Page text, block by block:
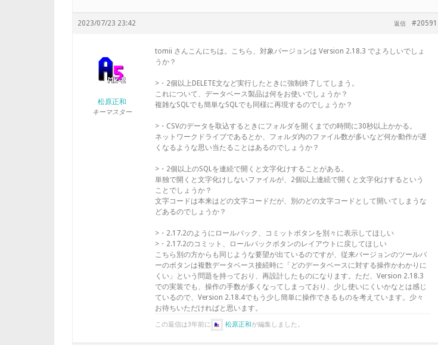
2023/07/23 23:42 #20591
返信
松原正和
キーマスター
tomii さんこんにちは。こちら、対象バージョンは Version 2.18.3 でよろしいでしょ
うか？
>・2個以上DELETE文など実行したときに強制終了してしまう。
これについて、データベース製品は何をお使いでしょうか？
複雑なSQLでも簡単なSQLでも同様に再現するのでしょうか？
>・CSVのデータを取込するときにフォルダを開くまでの時間に30秒以上かかる。
ネットワークドライブであるとか、フォルダ内のファイル数が多いなど何か動作が遅
くなるような思い当たることはあるのでしょうか？
>・2個以上のSQLを連続で開くと文字化けすることがある。
単独で開くと文字化けしないファイルが、2個以上連続で開くと文字化けするという
ことでしょうか？
文字コードは本来はどの文字コードだが、別のどの文字コードとして開いてしまうな
どあるのでしょうか？
>・2.17.2のようにロールバック、コミットボタンを別々に表示してほしい
>・2.17.2のコミット、ロールバックボタンのレイアウトに戻してほしい
こちら別の方からも同じような要望が出ているのですが、従来バージョンのツールバ
ーのボタンは複数データベース接続時に「どのデータベースに対する操作かわかりに
くい」という問題を持っており、再設計したものになります。ただ、Version 2.18.3
での実装でも、操作の手数が多くなってしまっており、少し使いにくいかなとは感じ
ているので、Version 2.18.4でもう少し簡単に操作できるものを考えています。少々
お待ちいただければと思います。
この返信は3年前に 松原正和が編集しました。